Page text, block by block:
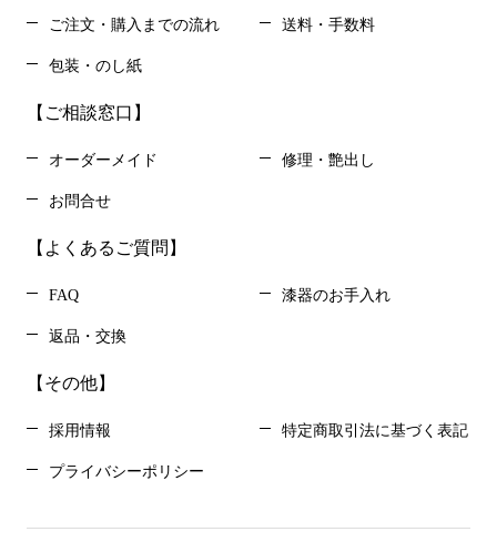
ご注文・購入までの流れ 送料・手数料
包装・のし紙
【ご相談窓口】
オーダーメイド 修理・艶出し
お問合せ
【よくあるご質問】
FAQ 漆器のお手入れ
返品・交換
【その他】
採用情報 特定商取引法に基づく表記
プライバシーポリシー